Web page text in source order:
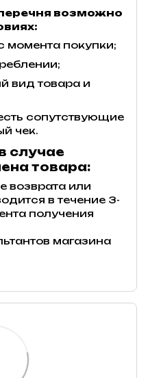
возможно
момента покупки;
вид товара и
сопутствующие
чек.
случае
товара:
возврата или
в течение 3-
получения
магазина